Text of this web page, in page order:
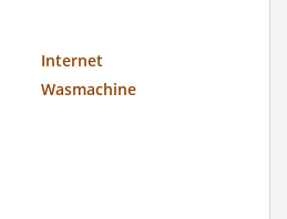
Internet
Wasmachine